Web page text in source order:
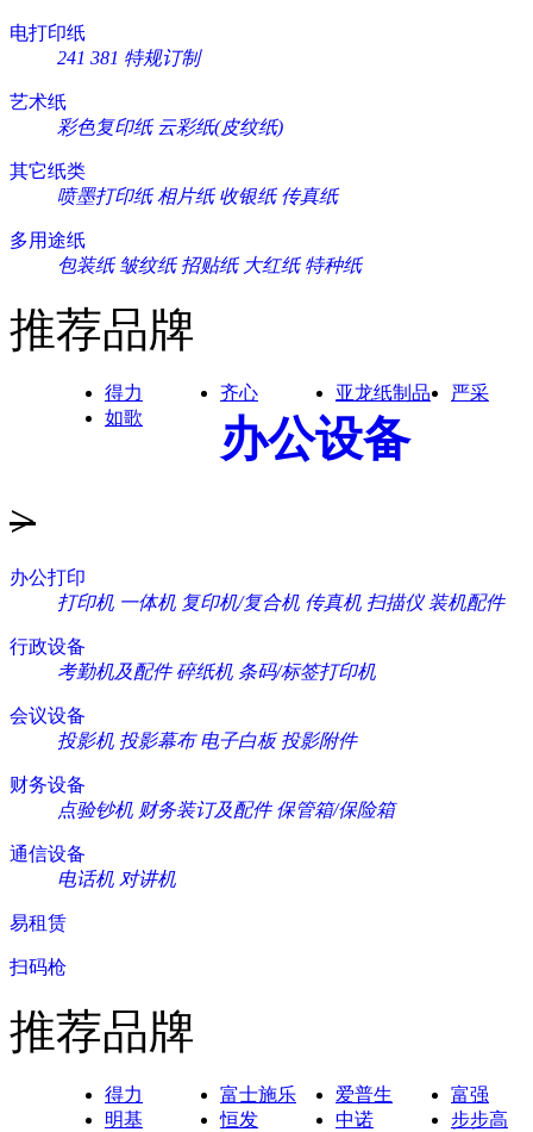
电打印纸
241 381 特规订制
艺术纸
彩色复印纸 云彩纸(皮纹纸)
其它纸类
喷墨打印纸 相片纸 收银纸 传真纸
多用途纸
包装纸 皱纹纸 招贴纸 大红纸 特种纸
推荐品牌
得力 齐心 亚龙纸制品
严采
如歌
办公设备
>
办公打印
打印机 一体机 复印机/复合机 传真机 扫描仪 装机配件
行政设备
考勤机及配件 碎纸机 条码/标签打印机
会议设备
投影机 投影幕布 电子白板 投影附件
财务设备
点验钞机 财务装订及配件 保管箱/保险箱
通信设备
电话机 对讲机
易租赁
扫码枪
推荐品牌
得力 富士施乐 爱普生
富强
明基
恒发 中诺 步步高